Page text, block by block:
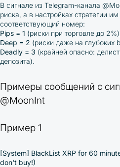
В сигнале из Telegram-канала
риска, а в настройках стратегии
соответствующий номер:
Pips = 1 (риски при торговле до
Deep = 2 (риски даже на глубоких
Deadly = 3 (крайней опасно:
депозита).
Примеры сообщений с
@MoonInt
Пример 1
[System] BlackList XRP for 60
don't buy!)